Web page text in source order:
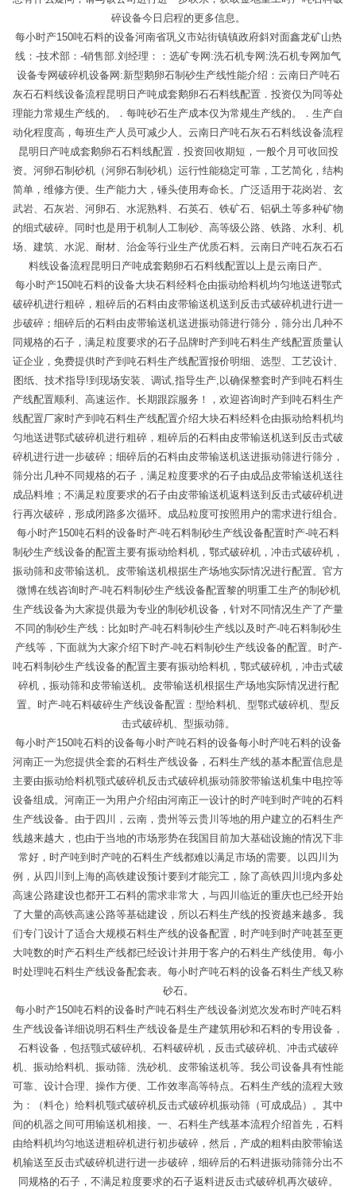
碎设备今日启程的更多信息。
每小时产150吨石料的设备河南省巩义市站街镇镇政府斜对面鑫龙矿山热
线：-技术部：-销售部.刘经理：：选矿专网:洗石机专网:洗石机专网加气
设备专网破碎机设备网:新型鹅卵石制砂生产线性能介绍：云南日产吨石
灰石石料线设备流程昆明日产吨成套鹅卵石石料线配置​．投资仅为同等处
理能力常规生产线的。．每吨砂石生产成本仅为常规生产线的。．生产自
动化程度高，每班生产人员可减少人。云南日产吨石灰石石料线设备流程
昆明日产吨成套鹅卵石石料线配置​．投资回收期短，一般个月可收回投
资。河卵石制砂机（河卵石制砂机）运行性能稳定可靠，工艺简化，结构
简单，维修方便。生产能力大，锤头使用寿命长。广泛适用于花岗岩、玄
武岩、石灰岩、河卵石、水泥熟料、石英石、铁矿石、铝矾土等多种矿物
的细式破碎。同时也是用于机制人工制砂、高等级公路、铁路、水利、机
场、建筑、水泥、耐材、治金等行业生产优质石料。云南日产吨石灰石石
料线设备流程昆明日产吨成套鹅卵石石料线配置​以上是云南日产。
每小时产150吨石料的设备大块石料经料仓由振动给料机均匀地送进鄂式
破碎机进行粗碎，粗碎后的石料由皮带输送机送到反击式破碎机进行进一
步破碎；细碎后的石料由皮带输送机送进振动筛进行筛分，筛分出几种不
同规格的石子，满足粒度要求的石子品牌时产到吨石料生产线配置质量认
证企业，免费提供时产到吨石料生产线配置报价明细、选型、工艺设计、
图纸、技术指导!到现场安装、调试,指导生产,以确保整套时产到吨石料生
产线配置顺利、高速运作。长期跟踪服务！，欢迎咨询时产到吨石料生产
线配置厂家时产到吨石料生产线配置介绍大块石料经料仓由振动给料机均
匀地送进鄂式破碎机进行粗碎，粗碎后的石料由皮带输送机送到反击式破
碎机进行进一步破碎；细碎后的石料由皮带输送机送进振动筛进行筛分，
筛分出几种不同规格的石子，满足粒度要求的石子由成品皮带输送机送往
成品料堆；不满足粒度要求的石子由皮带输送机返料送到反击式破碎机进
行再次破碎，形成闭路多次循环。成品粒度可按照用户的需求进行组合。
每小时产150吨石料的设备时产-吨石料制砂生产线设备配置时产-吨石料
制砂生产线设备的配置主要有振动给料机，鄂式破碎机，冲击式破碎机，
振动筛和皮带输送机。皮带输送机根据生产场地实际情况进行配置。官方
微博在线咨询时产-吨石料制砂生产线设备配置黎的明重工生产的制砂机
生产线设备为大家提供最为专业的制砂机设备，针对不同情况生产了产量
不同的制砂生产线：比如时产-吨石料制砂生产线以及时产-吨石料制砂生
产线等，下面就为大家介绍下时产-吨石料制砂生产线设备的配置。时产-
吨石料制砂生产线设备的配置主要有振动给料机，鄂式破碎机，冲击式破
碎机，振动筛和皮带输送机。皮带输送机根据生产场地实际情况进行配
置。时产-吨石料破碎生产线设备配置：型给料机、型鄂式破碎机、型反
击式破碎机、型振动筛。
每小时产150吨石料的设备每小时产吨石料的设备每小时产吨石料的设备
河南正一为您提供全套的石料生产线设备，石料生产线的基本配置信息是
主要由振动给料机颚式破碎机反击式破碎机振动筛胶带输送机集中电控等
设备组成。河南正一为用户介绍由河南正一设计的时产吨到时产吨的石料
生产线设备。由于四川，云南，贵州等云贵川等地的用户建立的石料生产
线越来越大，也由于当地的市场形势在我国目前加大基础设施的情况下非
常好，时产吨到时产吨的石料生产线都难以满足市场的需要。以四川为
例，从四川到上海的高铁建设预计要到才能完工，除了高铁四川境内多处
高速公路建设也都开工石料的需求非常大，与四川临近的重庆也已经开始
了大量的高铁高速公路等基础建设，所以石料生产线的投资越来越多。我
们专门设计了适合大规模石料生产线的设备配置，时产吨到时产吨甚至更
大吨数的时产石料生产线都已经设计并用于客户的石料生产线使用。每小
时处理吨石料生产线设备配套表。每小时产吨石料的设备石料生产线又称
砂石。
每小时产150吨石料的设备时产吨石料生产线设备浏览次发布时产吨石料
生产线设备详细说明石料生产线设备是生产建筑用砂和石料的专用设备，
石料设备，包括颚式破碎机、石料破碎机，反击式破碎机、冲击式破碎
机、振动给料机、振动筛、洗砂机、皮带输送机等。我公司设备具有性能
可靠、设计合理、操作方便、工作效率高等特点。石料生产线的流程大致
为：（料仓）给料机颚式破碎机反击式破碎机振动筛（可成成品）。其中
间的机器之间可用输送机相接。一、石料生产线基本流程介绍首先，石料
由给料机均匀地送进粗碎机进行初步破碎，然后，产成的粗料由胶带输送
机输送至反击式破碎机进行进一步破碎，细碎后的石料进振动筛筛分出不
同规格的石子，不满足粒度要求的石子返料进反击式破碎机再次破碎。